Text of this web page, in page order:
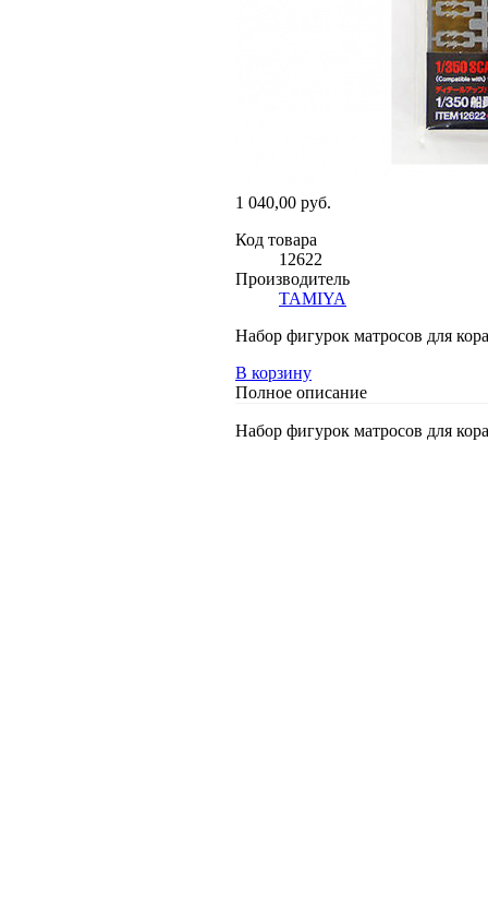
1 040,00 руб.
Код товара
12622
Производитель
TAMIYA
Набор фигурок матросов для
В корзину
Полное описание
Набор фигурок матросов для